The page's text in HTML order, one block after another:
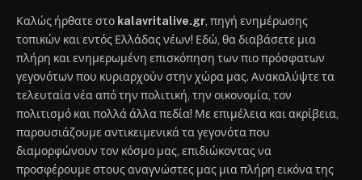
Καλώς ήρθατε στο kalavritalive.gr , πηγή ενημέρωσης
τοπικών και εντός Ελλάδας νέων! Εδώ, θα διαβάσετε μια
πλήρη και ενημερωμένη επισκόπηση των πιο πρόσφατων
γεγονότων που κυριαρχούν στην χώρα μας. Ανακαλύψτε τα
τελευταία νέα από την πολιτική, την οικονομία, τον
πολιτισμό και πολλά άλλα πεδία! Με επιμέλεια και ακρίβεια,
παρουσιάζουμε αντικειμενικά τα γεγονότα που
διαμορφώνουν τον κόσμο μας, επιδιώκοντας να
προσφέρουμε στους αναγνώστες μας μια πλήρη εικόνα της